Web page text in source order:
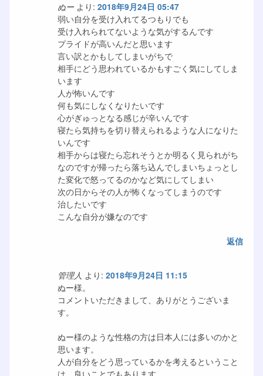
ぬー より: 2018年9月24日 05:47
弱い自分を受け入れてるつもりでも
受け入れられてないような気がするんです
プライドが高いんだと思います
言い訳とかもしてしまいがちで
相手にどう思われているかもすごく気にしてしま
います
人が怖いんです
何も気にしなくなりたいです
心がぎゅっとなる感じが辛いんです
寝たら気持ちを切り替えられるような人になりた
いんです
相手からは寝たら忘れそうとか明るく見られがち
なのですが帰ったら落ち込んでしまいちょっとし
た変化で怒ってるのかなど気にしてしまい
次の日からその人が怖くなってしまうのです
治したいです
こんな自分が嫌なのです
返信
管理人 より: 2018年9月24日 11:15
ぬー様。
コメントいただきまして、ありがとうございま
す。
ぬー様のような性格の方は日本人には多いのかと
思います。
人が自分をどう思っているかを考えるということ
は、良いことでもあります。